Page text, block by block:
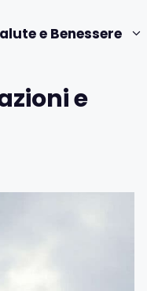
e Benessere
e